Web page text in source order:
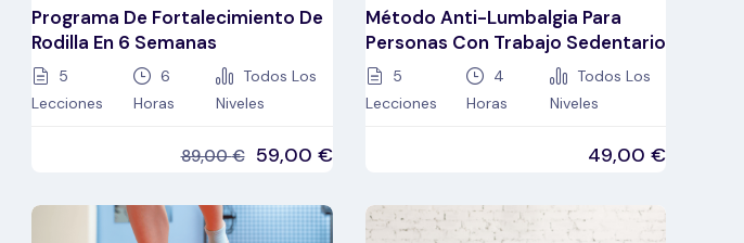
Programa De Fortalecimiento De
Rodilla En 6 Semanas
5
Lecciones
6
Horas
Todos Los
Niveles
89,00€ 59,00 €
Método Anti-Lumbalgia Para
Personas Con Trabajo Sedentario
5
Lecciones
4
Horas
Todos Los
Niveles
49,00 €